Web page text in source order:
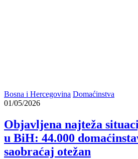
Bosna i Hercegovina Domaćinstva
01/05/2026
Objavljena najteža
u BiH: 44.000
saobraćaj otežan